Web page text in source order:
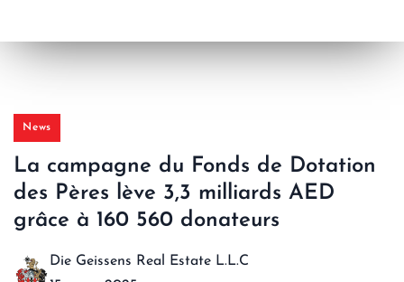
News
La campagne du Fonds de Dotation
des Pères lève 3,3 milliards AED
grâce à 160 560 donateurs
Die Geissens Real Estate L.L.C